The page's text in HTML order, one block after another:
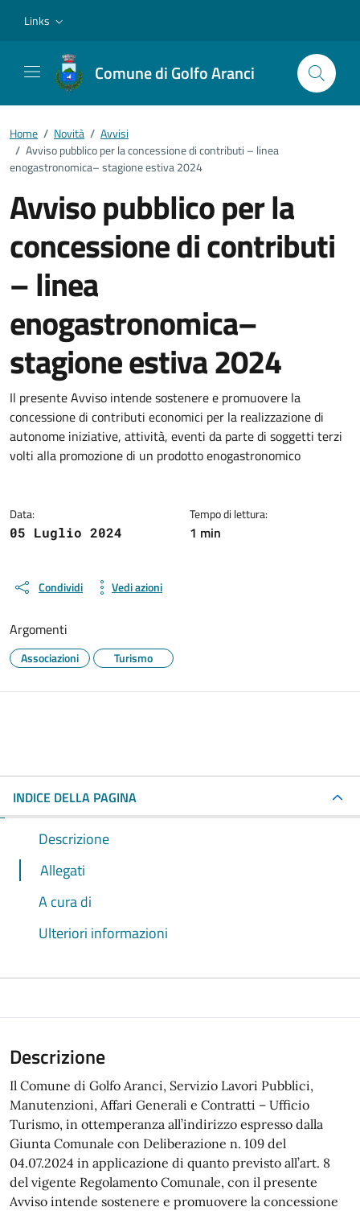
Links
Comune di Golfo Aranci
Home / Novità / Avvisi
/ Avviso pubblico per la concessione di contributi – linea
enogastronomica– stagione estiva 2024
Avviso pubblico per la
concessione di contributi
– linea
enogastronomica–
stagione estiva 2024
Dettagli della notizia
Il presente Avviso intende sostenere e promuovere la
concessione di contributi economici per la realizzazione di
autonome iniziative, attività, eventi da parte di soggetti terzi
volti alla promozione di un prodotto enogastronomico
Data:
05 Luglio 2024
Tempo di lettura:
1 min
Condividi Vedi azioni
Argomenti
Associazioni Turismo
INDICE DELLA PAGINA
Descrizione
Allegati
A cura di
Ulteriori informazioni
Descrizione
Il Comune di Golfo Aranci, Servizio Lavori Pubblici,
Manutenzioni, Affari Generali e Contratti – Ufficio
Turismo, in ottemperanza all’indirizzo espresso dalla
Giunta Comunale con Deliberazione n. 109 del
04.07.2024 in applicazione di quanto previsto all’art. 8
del vigente Regolamento Comunale, con il presente
Avviso intende sostenere e promuovere la concessione